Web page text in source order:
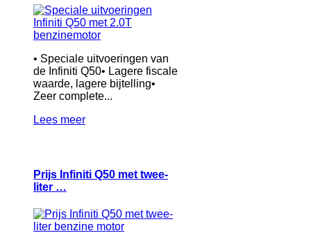
• Speciale uitvoeringen van
de Infiniti Q50• Lagere fiscale
waarde, lagere bijtelling•
Zeer complete...
Lees meer
Prijs Infiniti Q50 met twee-
liter …